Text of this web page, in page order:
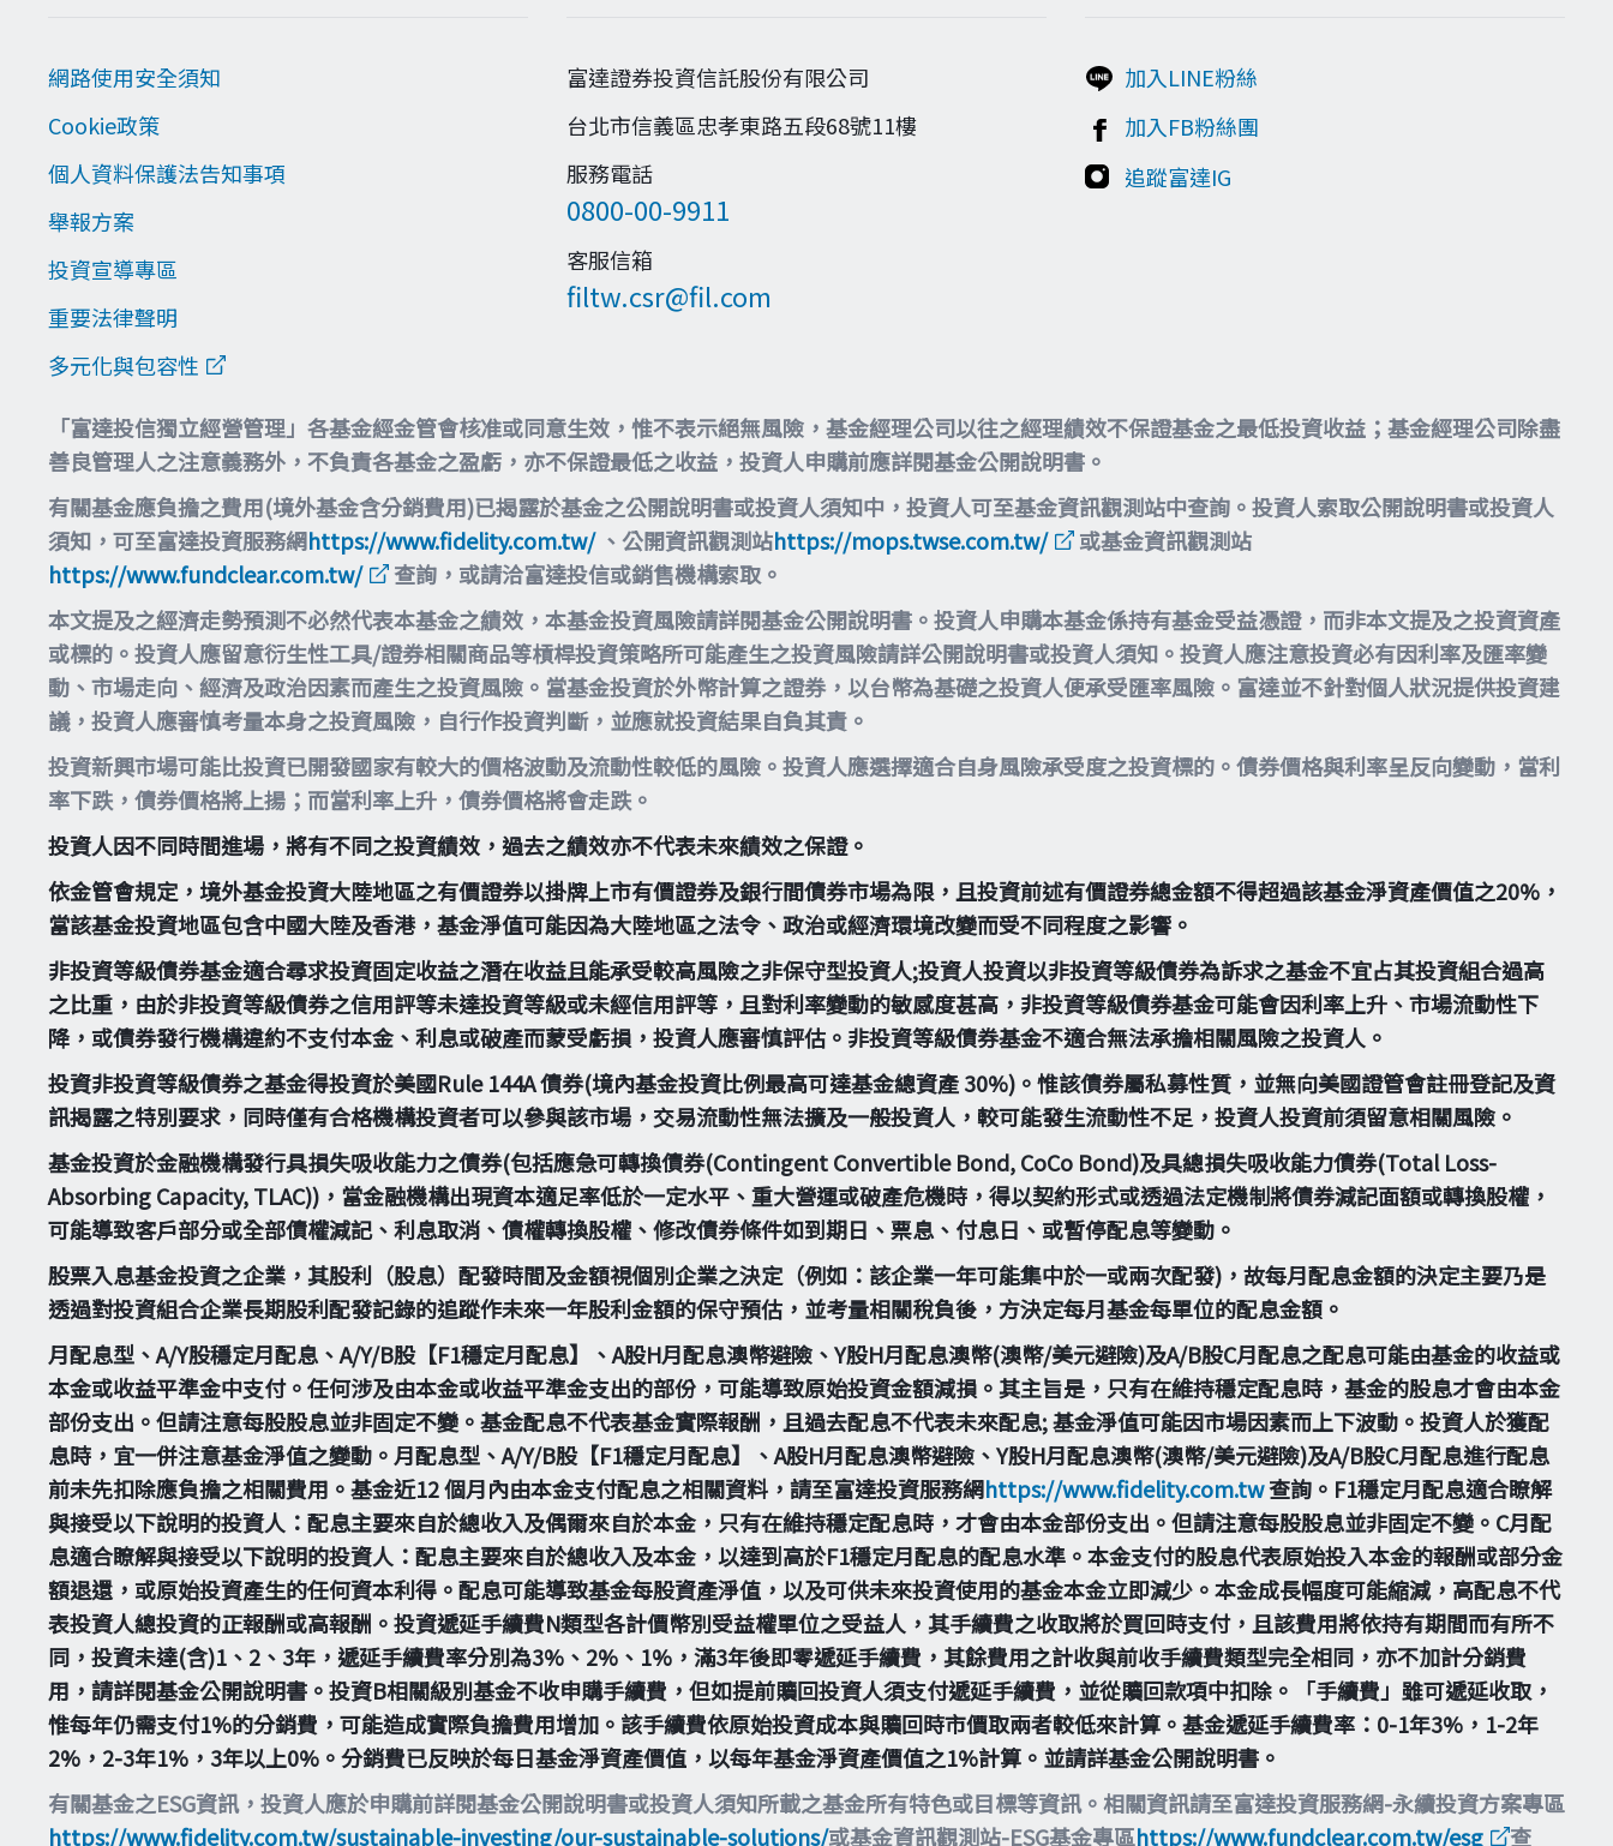
網路使用安全須知
Cookie政策
個人資料保護法告知事項
舉報方案
投資宣導專區
重要法律聲明
多元化與包容性
富達證券投資信託股份有限公司
台北市信義區忠孝東路五段68號11樓
服務電話
0800-00-9911
客服信箱
filtw.csr@fil.com
加入LINE粉絲
加入FB粉絲團
追蹤富達IG
「富達投信獨立經營管理」各基金經金管會核准或同意生效，惟不表示絕無風險，基金經理公司以往之經理績效不保證基金之最低投資收益；基金經理公司除盡
善良管理人之注意義務外，不負責各基金之盈虧，亦不保證最低之收益，投資人申購前應詳閱基金公開說明書。
有關基金應負擔之費用(境外基金含分銷費用)已揭露於基金之公開說明書或投資人須知中，投資人可至基金資訊觀測站中查詢。投資人索取公開說明書或投資人
須知，可至富達投資服務網https://www.fidelity.com.tw/、公開資訊觀測站https://mops.twse.com.tw/
或基金資訊觀測站
https://www.fundclear.com.tw/
查詢，或請洽富達投信或銷售機構索取。
本文提及之經濟走勢預測不必然代表本基金之績效，本基金投資風險請詳閱基金公開說明書。投資人申購本基金係持有基金受益憑證，而非本文提及之投資資產
或標的。投資人應留意衍生性工具/證券相關商品等槓桿投資策略所可能產生之投資風險請詳公開說明書或投資人須知。投資人應注意投資必有因利率及匯率變
動、市場走向、經濟及政治因素而產生之投資風險。當基金投資於外幣計算之證券，以台幣為基礎之投資人便承受匯率風險。富達並不針對個人狀況提供投資建
議，投資人應審慎考量本身之投資風險，自行作投資判斷，並應就投資結果自負其責。
投資新興市場可能比投資已開發國家有較大的價格波動及流動性較低的風險。投資人應選擇適合自身風險承受度之投資標的。債券價格與利率呈反向變動，當利
率下跌，債券價格將上揚；而當利率上升，債券價格將會走跌。
投資人因不同時間進場，將有不同之投資績效，過去之績效亦不代表未來績效之保證。
依金管會規定，境外基金投資大陸地區之有價證券以掛牌上市有價證券及銀行間債券市場為限，且投資前述有價證券總金額不得超過該基金淨資產價值之20%，
當該基金投資地區包含中國大陸及香港，基金淨值可能因為大陸地區之法令、政治或經濟環境改變而受不同程度之影響。
非投資等級債券基金適合尋求投資固定收益之潛在收益且能承受較高風險之非保守型投資人;投資人投資以非投資等級債券為訴求之基金不宜占其投資組合過高
之比重，由於非投資等級債券之信用評等未達投資等級或未經信用評等，且對利率變動的敏感度甚高，非投資等級債券基金可能會因利率上升、市場流動性下
降，或債券發行機構違約不支付本金、利息或破產而蒙受虧損，投資人應審慎評估。非投資等級債券基金不適合無法承擔相關風險之投資人。
投資非投資等級債券之基金得投資於美國Rule 144A 債券(境內基金投資比例最高可達基金總資產 30%)。惟該債券屬私募性質，並無向美國證管會註冊登記及資
訊揭露之特別要求，同時僅有合格機構投資者可以參與該市場，交易流動性無法擴及一般投資人，較可能發生流動性不足，投資人投資前須留意相關風險。
基金投資於金融機構發行具損失吸收能力之債券(包括應急可轉換債券(Contingent Convertible Bond, CoCo Bond)及具總損失吸收能力債券(Total Loss-
Absorbing Capacity, TLAC))，當金融機構出現資本適足率低於一定水平、重大營運或破產危機時，得以契約形式或透過法定機制將債券減記面額或轉換股權，
可能導致客戶部分或全部債權減記、利息取消、債權轉換股權、修改債券條件如到期日、票息、付息日、或暫停配息等變動。
股票入息基金投資之企業，其股利（股息）配發時間及金額視個別企業之決定（例如：該企業一年可能集中於一或兩次配發)，故每月配息金額的決定主要乃是
透過對投資組合企業長期股利配發記錄的追蹤作未來一年股利金額的保守預估，並考量相關稅負後，方決定每月基金每單位的配息金額。
月配息型、A/Y股穩定月配息、A/Y/B股【F1穩定月配息】、A股H月配息澳幣避險、Y股H月配息澳幣(澳幣/美元避險)及A/B股C月配息之配息可能由基金的收益或
本金或收益平準金中支付。任何涉及由本金或收益平準金支出的部份，可能導致原始投資金額減損。其主旨是，只有在維持穩定配息時，基金的股息才會由本金
部份支出。但請注意每股股息並非固定不變。基金配息不代表基金實際報酬，且過去配息不代表未來配息; 基金淨值可能因市場因素而上下波動。投資人於獲配
息時，宜一併注意基金淨值之變動。月配息型、A/Y/B股【F1穩定月配息】、A股H月配息澳幣避險、Y股H月配息澳幣(澳幣/美元避險)及A/B股C月配息進行配息
前未先扣除應負擔之相關費用。基金近12 個月內由本金支付配息之相關資料，請至富達投資服務網https://www.fidelity.com.tw查詢。F1穩定月配息適合瞭解
與接受以下說明的投資人：配息主要來自於總收入及偶爾來自於本金，只有在維持穩定配息時，才會由本金部份支出。但請注意每股股息並非固定不變。C月配
息適合瞭解與接受以下說明的投資人：配息主要來自於總收入及本金，以達到高於F1穩定月配息的配息水準。本金支付的股息代表原始投入本金的報酬或部分金
額退還，或原始投資產生的任何資本利得。配息可能導致基金每股資產淨值，以及可供未來投資使用的基金本金立即減少。本金成長幅度可能縮減，高配息不代
表投資人總投資的正報酬或高報酬。投資遞延手續費N類型各計價幣別受益權單位之受益人，其手續費之收取將於買回時支付，且該費用將依持有期間而有所不
同，投資未達(含)1、2、3年，遞延手續費率分別為3%、2%、1%，滿3年後即零遞延手續費，其餘費用之計收與前收手續費類型完全相同，亦不加計分銷費
用，請詳閱基金公開說明書。投資B相關級別基金不收申購手續費，但如提前贖回投資人須支付遞延手續費，並從贖回款項中扣除。「手續費」雖可遞延收取，
惟每年仍需支付1%的分銷費，可能造成實際負擔費用增加。該手續費依原始投資成本與贖回時市價取兩者較低來計算。基金遞延手續費率：0-1年3%，1-2年
2%，2-3年1%，3年以上0%。分銷費已反映於每日基金淨資產價值，以每年基金淨資產價值之1%計算。並請詳基金公開說明書。
有關基金之ESG資訊，投資人應於申購前詳閱基金公開說明書或投資人須知所載之基金所有特色或目標等資訊。相關資訊請至富達投資服務網-永續投資方案專區
https://www.fidelity.com.tw/sustainable-investing/our-sustainable-solutions/或基金資訊觀測站-ESG基金專區https://www.fundclear.com.tw/esg 查